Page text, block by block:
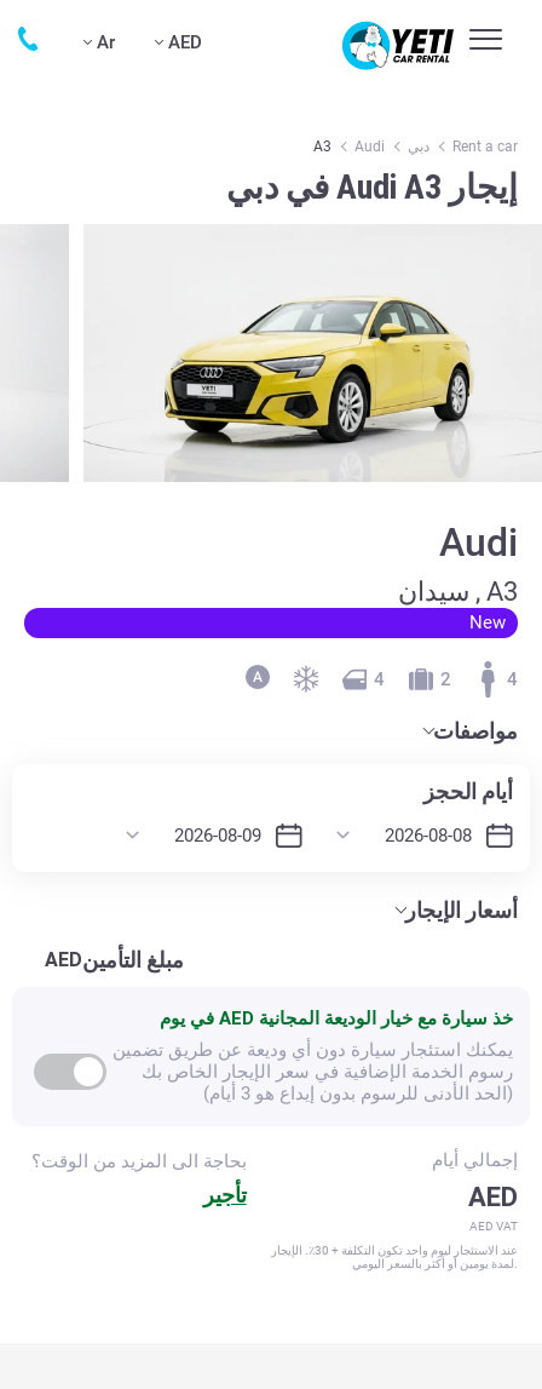
AED
Ar
Rent a car دبي Audi
A3
إيجار Audi A3 في دبي
Audi
A3 , سيدان
New
4
2
4
مواصفات
أيام الحجز
أسعار الإيجار
مبلغ التأمينAED
خذ سيارة مع خيار الوديعة المجانية AED في يوم
يمكنك استئجار سيارة دون أي وديعة عن طريق تضمين
رسوم الخدمة الإضافية في سعر الإيجار الخاص بك
(الحد الأدنى للرسوم بدون إيداع هو 3 أيام)
إجمالي أيام
AED
AED VAT
عند الاستئجار ليوم واحد تكون التكلفة + 30٪. الإيجار
بحاجة الى المزيد من الوقت؟
تأجير